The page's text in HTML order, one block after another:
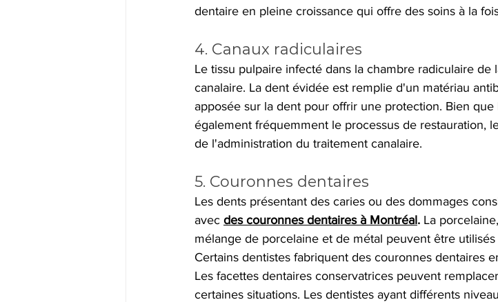
dentaire en pleine croissance qui offre des soins à la
4. Canaux radiculaires
Le tissu pulpaire infecté dans la chambre radiculaire
canalaire. La dent évidée est remplie d'un matériau
apposée sur la dent pour offrir une protection. Bien
également fréquemment le processus de restauration,
de l'administration du traitement canalaire.
5. Couronnes dentaires
Les dents présentant des caries ou des dommages
avec des couronnes dentaires à Montréal. La
mélange de porcelaine et de métal peuvent être
Certains dentistes fabriquent des couronnes dentaires
Les facettes dentaires conservatrices peuvent
certaines situations. Les dentistes ayant différents